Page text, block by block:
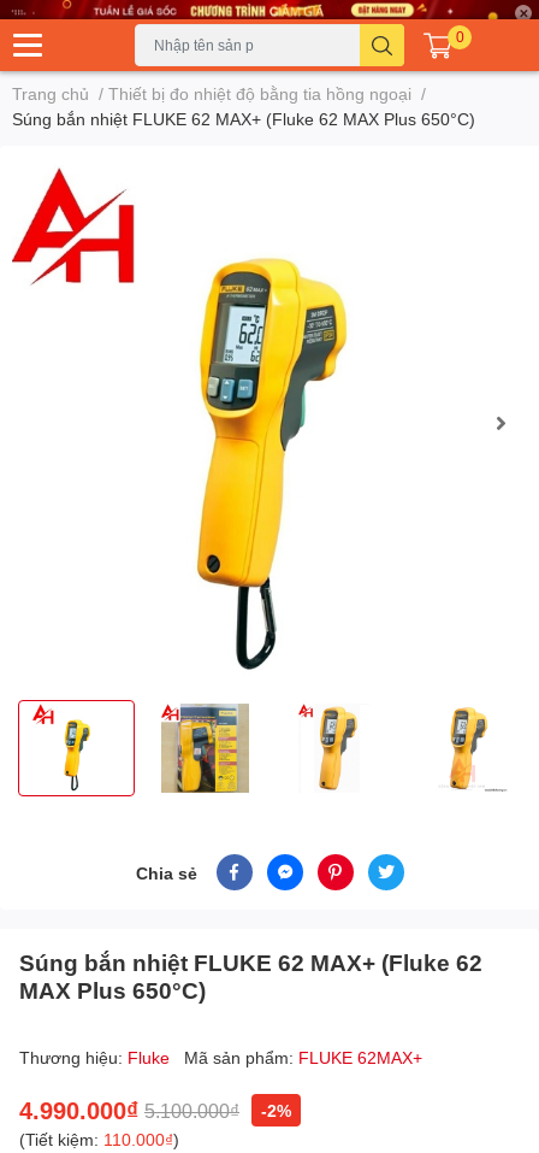
0
Trang chủ / Thiết bị đo nhiệt độ bằng tia hồng ngoại /
Súng bắn nhiệt FLUKE 62 MAX+ (Fluke 62 MAX Plus 650°C)
Chia sẻ
Súng bắn nhiệt FLUKE 62 MAX+ (Fluke 62
MAX Plus 650°C)
Thương hiệu: Fluke Mã sản phẩm: FLUKE 62MAX+
4.990.000₫ 5.100.000₫
-2%
(Tiết kiệm: 110.000₫)